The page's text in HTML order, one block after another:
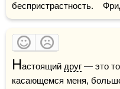
беспристрастность.
Настоящий друг — это
касающемся меня,